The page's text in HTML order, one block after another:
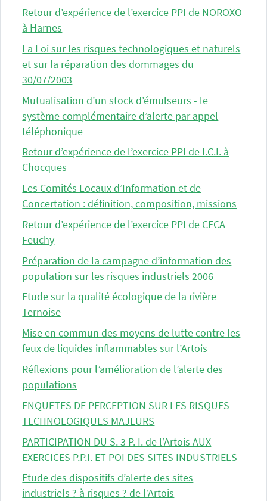
Retour d’expérience de l’exercice PPI de NOROXO
à Harnes
La Loi sur les risques technologiques et naturels
et sur la réparation des dommages du
30/07/2003
Mutualisation d’un stock d’émulseurs - le
système complémentaire d’alerte par appel
téléphonique
Retour d’expérience de l’exercice PPI de I.C.I. à
Chocques
Les Comités Locaux d’Information et de
Concertation : définition, composition, missions
Retour d’expérience de l’exercice PPI de CECA
Feuchy
Préparation de la campagne d’information des
population sur les risques industriels 2006
Etude sur la qualité écologique de la rivière
Ternoise
Mise en commun des moyens de lutte contre les
feux de liquides inflammables sur l’Artois
Réflexions pour l’amélioration de l’alerte des
populations
ENQUETES DE PERCEPTION SUR LES RISQUES
TECHNOLOGIQUES MAJEURS
PARTICIPATION DU S. 3 P. I. de l’Artois AUX
EXERCICES P.P.I. ET POI DES SITES INDUSTRIELS
Etude des dispositifs d’alerte des sites
industriels ? à risques ? de l’Artois